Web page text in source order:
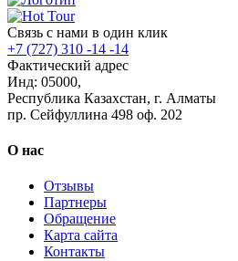
Связь с нами в один клик
+7 (727) 310 -14 -14
Фактический адрес
Инд: 05000,
Республика Казахстан, г. Алматы
пр. Сейфуллина 498 оф. 202
О нас
Отзывы
Партнеры
Обращение
Карта сайта
Контакты